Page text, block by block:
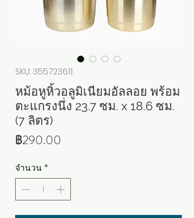
SKU: 355723611
หม้อหูหิ้วอลูมิเนียมอัลลอย พร้อม
ตะแกรงนึ่ง 23.7 ซม. x 18.6 ซม.
(7 ลิตร)
฿290.00
จำนวน *